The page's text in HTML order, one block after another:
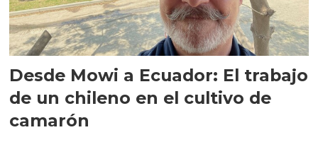
Desde Mowi a Ecuador: El trabajo
de un chileno en el cultivo de
camarón